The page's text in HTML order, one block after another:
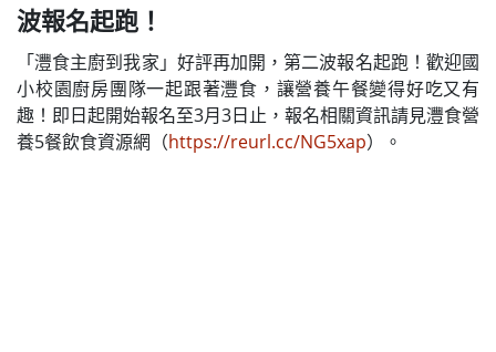
波報名起跑！
「灃食主廚到我家」好評再加開，第二波報名起跑！歡迎國
小校園廚房團隊一起跟著灃食，讓營養午餐變得好吃又有
趣！即日起開始報名至3月3日止，報名相關資訊請見灃食營
養5餐飲食資源網（https://reurl.cc/NG5xap）。